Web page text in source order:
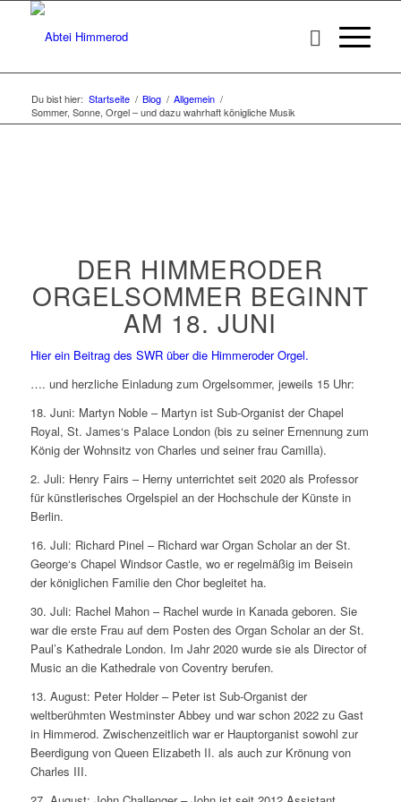
Du bist hier: Startseite / Blog / Allgemein /
Sommer, Sonne, Orgel – und dazu wahrhaft königliche Musik
DER HIMMERODER
ORGELSOMMER BEGINNT
AM 18. JUNI
Hier ein Beitrag des SWR über die Himmeroder Orgel.
…. und herzliche Einladung zum Orgelsommer, jeweils 15 Uhr:
18. Juni: Martyn Noble – Martyn ist Sub-Organist der Chapel
Royal, St. James‘s Palace London (bis zu seiner Ernennung zum
König der Wohnsitz von Charles und seiner frau Camilla).
2. Juli: Henry Fairs – Herny unterrichtet seit 2020 als Professor
für künstlerisches Orgelspiel an der Hochschule der Künste in
Berlin.
16. Juli: Richard Pinel – Richard war Organ Scholar an der St.
George‘s Chapel Windsor Castle, wo er regelmäßig im Beisein
der königlichen Familie den Chor begleitet ha.
30. Juli: Rachel Mahon – Rachel wurde in Kanada geboren. Sie
war die erste Frau auf dem Posten des Organ Scholar an der St.
Paul’s Kathedrale London. Im Jahr 2020 wurde sie als Director of
Music an die Kathedrale von Coventry berufen.
13. August: Peter Holder – Peter ist Sub-Organist der
weltberühmten Westminster Abbey und war schon 2022 zu Gast
in Himmerod. Zwischenzeitlich war er Hauptorganist sowohl zur
Beerdigung von Queen Elizabeth II. als auch zur Krönung von
Charles III.